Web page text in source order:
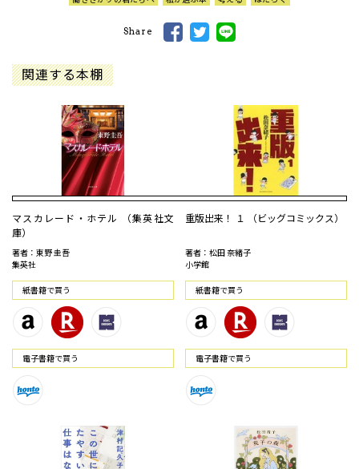
Share
関連する本棚
マスカレード・ホテル （集英社文
庫）
著者：東野 圭吾
集英社
紙書籍で買う
電⼦書籍で買う
重版出来！ １ （ビッグコミックス）
著者：松田 奈緒子
小学館
紙書籍で買う
電⼦書籍で買う